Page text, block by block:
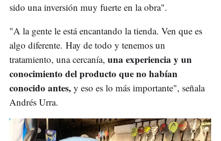
sido una inversión muy fuerte en la obra".
"A la gente le está encantando la tienda. Ven que es
algo diferente. Hay de todo y tenemos un
tratamiento, una cercanía, una experiencia y un
conocimiento del producto que no habían
conocido antes, y eso es lo más importante", señala
Andrés Urra.